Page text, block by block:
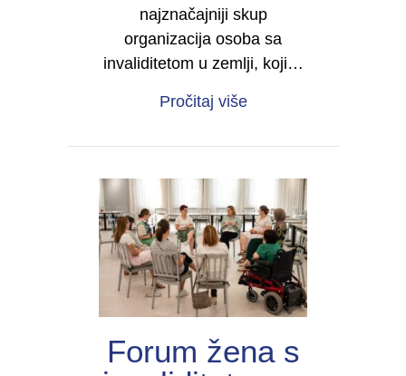
najznačajniji skup
organizacija osoba sa
invaliditetom u zemlji, koji…
Pročitaj višeabout Četvrti
Forum žena s